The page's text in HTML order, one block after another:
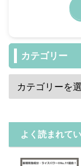
カテゴリー
よく読まれて